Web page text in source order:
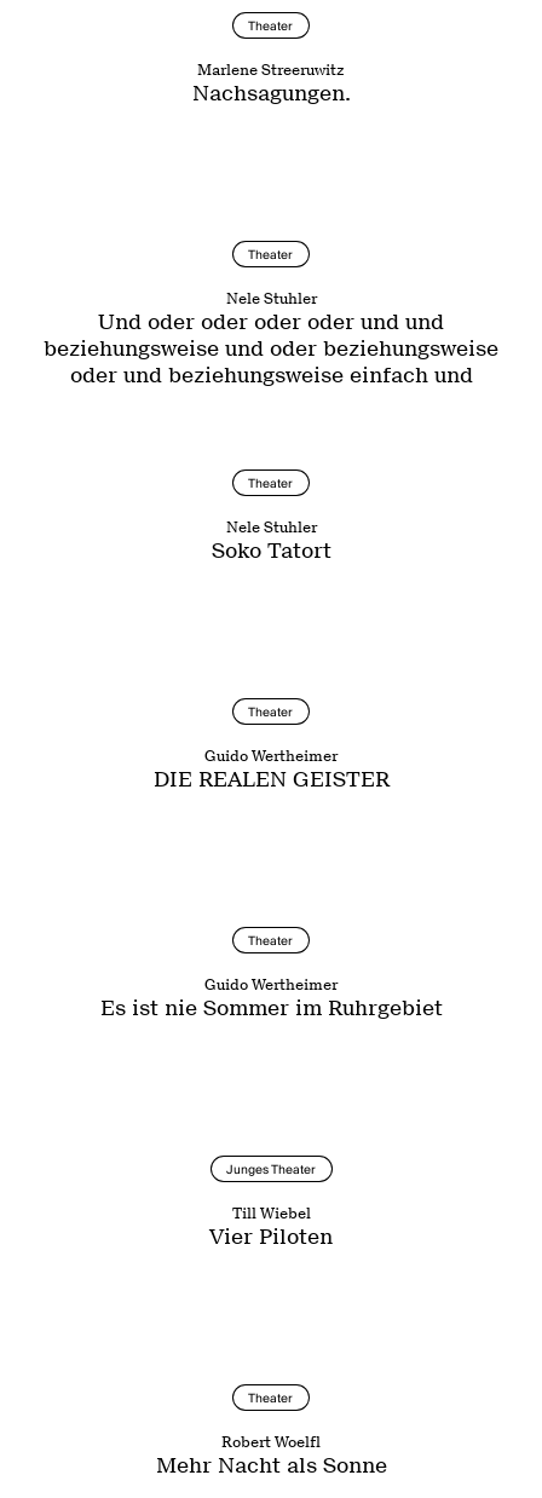
Theater
Marlene Streeruwitz
Nachsagungen.
Theater
Nele Stuhler
Und oder oder oder oder und und
beziehungsweise und oder beziehungsweise
oder und beziehungsweise einfach und
Theater
Nele Stuhler
Soko Tatort
Theater
Guido Wertheimer
DIE REALEN GEISTER
Theater
Guido Wertheimer
Es ist nie Sommer im Ruhrgebiet
Junges Theater
Till Wiebel
Vier Piloten
Theater
Robert Woelfl
Mehr Nacht als Sonne